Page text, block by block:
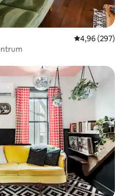
Gemiddelde
4,96 (297)